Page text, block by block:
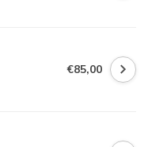
€85,00